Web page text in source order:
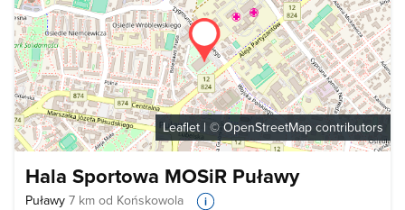
Leaflet | ©OpenStreetMap contributors
Hala Sportowa MOSiR Puławy
Puławy 7 km od Końskowola